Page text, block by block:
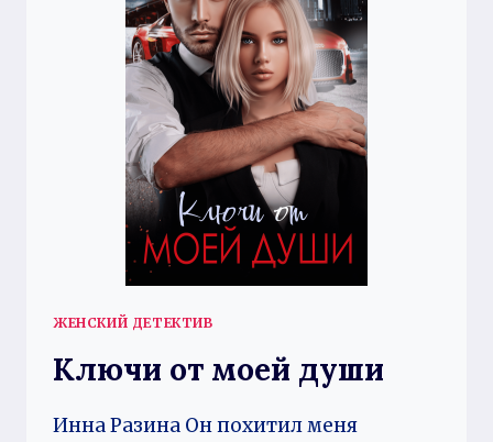
ЖЕНСКИЙ ДЕТЕКТИВ
Ключи от моей души
Инна Разина Он похитил меня